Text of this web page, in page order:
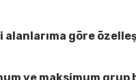
göre
ve maksimum grup